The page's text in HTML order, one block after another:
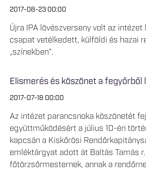
2017-08-23 00:00
Újra IPA lövészverseny volt az intézet
csapat vetélkedett, külföldi és hazai
„színekben”.
Elismerés és köszönet a
2017-07-18 00:00
Az intézet parancsnoka köszönetét
együttműködésért a július 10-én
kapcsán a Kiskőrösi
emléktárgyat adott át Baltás Tamás r.
főtörzsőrmesternek, annak a